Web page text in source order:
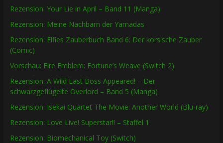
Rezension: Your Lie in April – Band 11 (Manga)
Rezension: Meine Nachbarn der Yamadas
Rezension: Elfies Zauberbuch Band 6: Der korsische Zauber
(Comic)
Vorschau: Fire Emblem: Fortune’s Weave (Switch 2)
Rezension: A Wild Last Boss Appeared! – Der
schwarzgeflügelte Overlord – Band 5 (Manga)
Rezension: Isekai Quartet The Movie: Another World (Blu-ray)
Rezension: Love Live! Superstar!! – Staffel 1
Rezension: Biomechanical Toy (Switch)